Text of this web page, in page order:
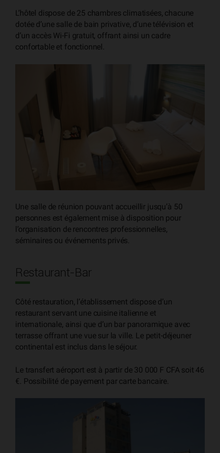
L’hôtel dispose de 25 chambres climatisées, chacune
dotée d’une salle de bain privative, d’une télévision et
d’un accès Wi-Fi gratuit, offrant ainsi un cadre
confortable et fonctionnel.
Une salle de réunion pouvant accueillir jusqu’à 50
personnes est également mise à disposition pour
l’organisation de rencontres professionnelles,
séminaires ou événements privés.
Restaurant-Bar
Côté restauration, l’établissement dispose d’un
restaurant servant une cuisine italienne et
internationale, ainsi que d’un bar panoramique avec
terrasse offrant une vue sur la ville. Le petit-déjeuner
continental est inclus dans le séjour.
Le transfert aéroport est à partir de 30 000 F CFA soit 46
€. Possibilité de payement par carte bancaire.